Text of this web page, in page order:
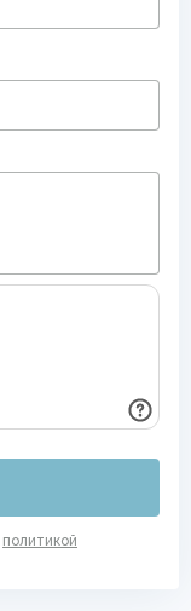
политикой